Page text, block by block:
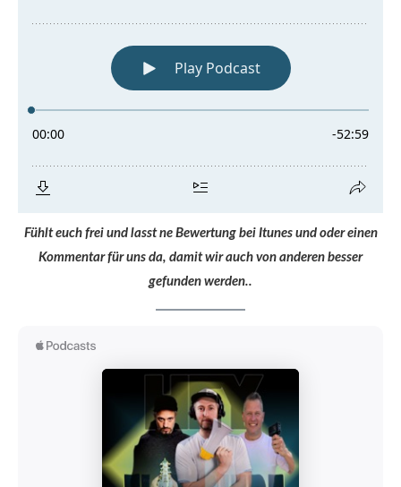
Fühlt euch frei und lasst ne Bewertung bei Itunes und oder einen
Kommentar für uns da, damit wir auch von anderen besser
gefunden werden..